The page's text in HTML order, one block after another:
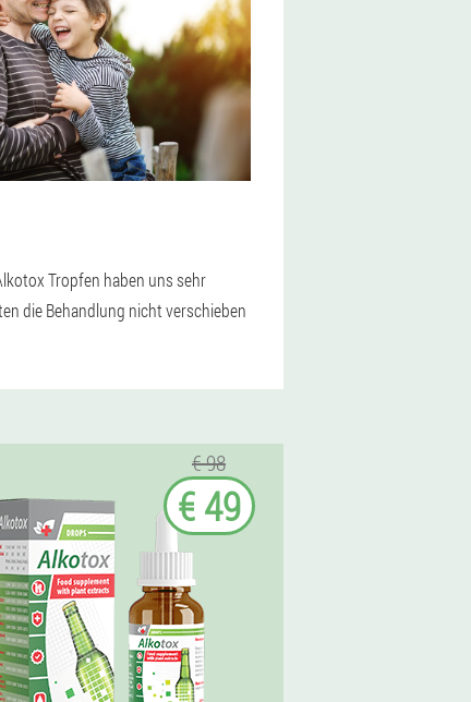
Tropfen haben uns sehr
die Behandlung nicht verschieben
€ 98
€ 49